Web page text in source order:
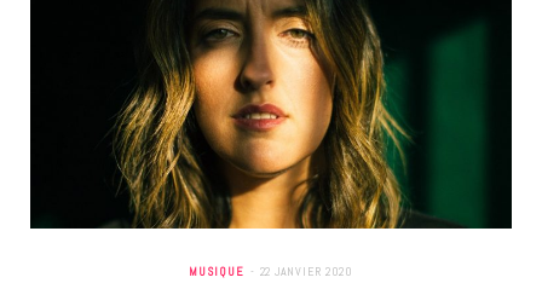
MUSIQUE 22 JANVIER 2020